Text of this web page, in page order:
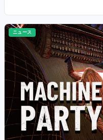
ニュース